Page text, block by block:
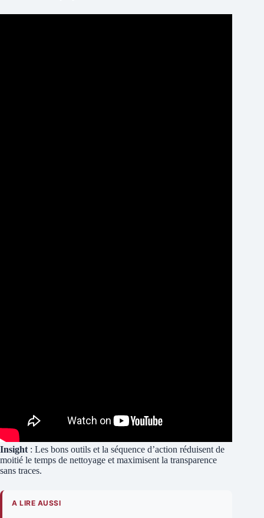
Insight : Les bons outils et la séquence d’action réduisent de
moitié le temps de nettoyage et maximisent la transparence
sans traces.
A LIRE AUSSI